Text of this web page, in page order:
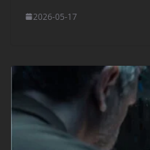
2026-05-17